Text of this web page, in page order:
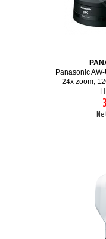
Panasonic
24x zoom,